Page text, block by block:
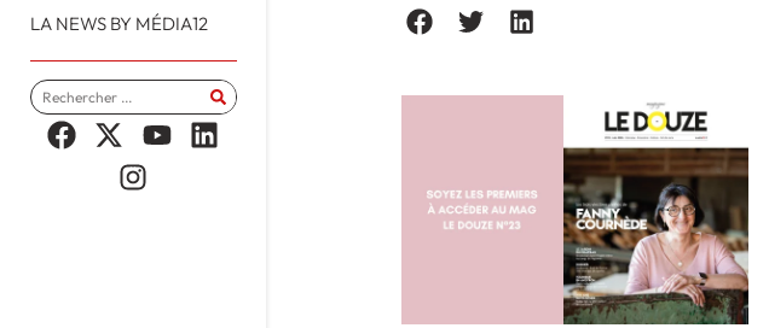
LA NEWS BY MÉDIA12